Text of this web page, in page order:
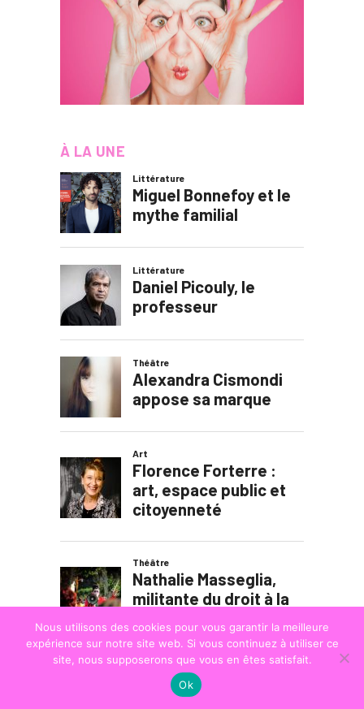
À LA UNE
© COPYRIGHTLA STRADA
Nous utilisons des cookies pour vous garantir la meilleure
expérience sur notre site web. Si vous continuez à utiliser ce
site, nous supposerons que vous en êtes satisfait.
Ok